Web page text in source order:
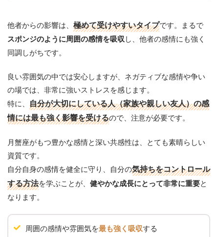
他者からの影響は、 極めて受けやすいタイプです。まるで
スポンジのように周囲の感情を吸収し、他者の感情にも強く
同調しがちです。
良い雰囲気の中では安心しますが、ネガティブな感情や争い
の場では、非常に強いストレスを感じます。
特に、 自分が大切にしている人（家族や親しい友人）の感
情には最も強く影響を受けるので、注意が必要です。
月蟹座がもつ豊かな感情と深い共感性は、とても素晴らしい
資質です。
自分自身の感情を健全に守り、自分の気持ちをコントロール
する方法を学ぶことが、 健やかな成長にとって非常に重要と
なります。
周囲の感情や雰囲気を最も強く吸収する